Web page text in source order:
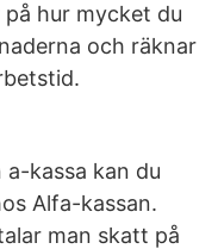
hur mycket du
och räknar
a-kassa kan du
Alfa-kassan.
man skatt på